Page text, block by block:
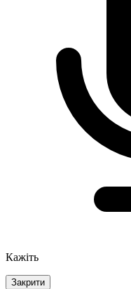
Кажіть
Закрити